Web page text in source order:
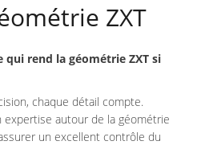
ZXT
qui rend la géométrie ZXT si
chaque détail compte.
expertise autour de la géométrie
un excellent contrôle du